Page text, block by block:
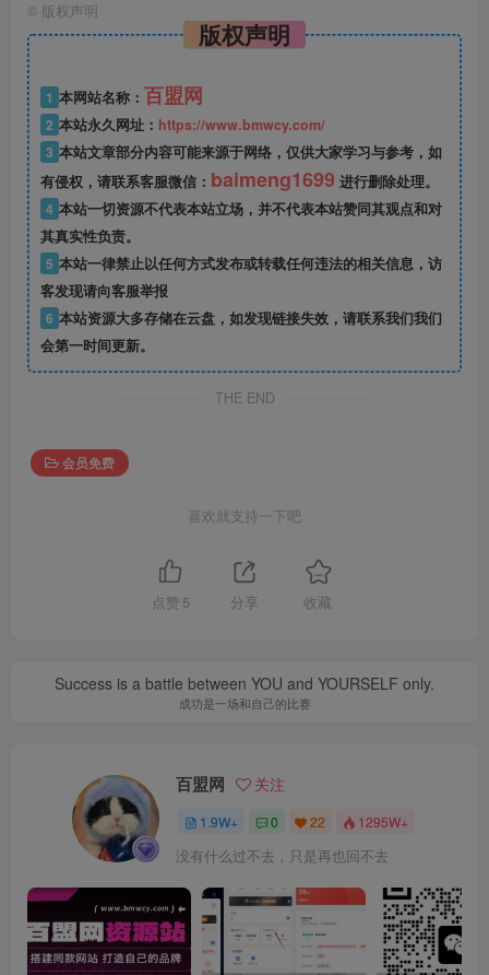
© 版权声明
版权声明
1 本网站名称： 百盟网
2 本站永久网址： https://www.bmwcy.com/
3 本站文章部分内容可能来源于网络，仅供大家学习与参考，如
有侵权，请联系客服微信： baimeng1699 进行删除处理。
4 本站一切资源不代表本站立场，并不代表本站赞同其观点和对
其真实性负责。
5 本站一律禁止以任何方式发布或转载任何违法的相关信息，访
客发现请向客服举报
6 本站资源大多存储在云盘，如发现链接失效，请联系我们我们
会第一时间更新。
THE END
会员免费
喜欢就支持一下吧
点赞 5 分享 收藏
Success is a battle between YOU and YOURSELF only.
成功是一场和自己的比赛
百盟网 关注
1.9W+ 0 22 1295W+
没有什么过不去，只是再也回不去